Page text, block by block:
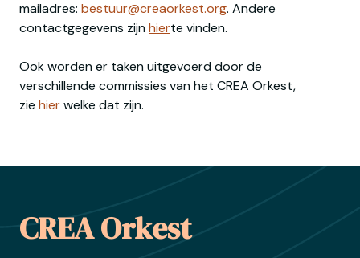
mailadres: bestuur@creaorkest.org. Andere
contactgegevens zijn hierte vinden.
Ook worden er taken uitgevoerd door de
verschillende commissies van het CREA Orkest,
zie hier welke dat zijn.
Footer
CREA Orkest